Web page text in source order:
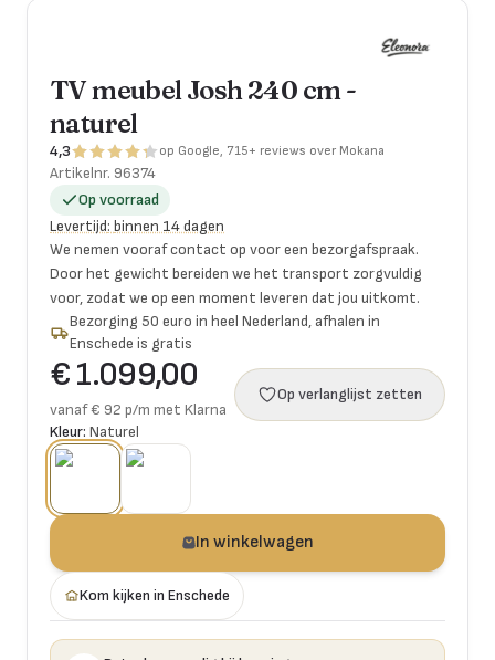
TV meubel Josh 240 cm -
naturel
4,3 op Google, 715+ reviews over Mokana
Artikelnr. 96374
Op voorraad
Levertijd: binnen 14 dagen
We nemen vooraf contact op voor een bezorgafspraak.
Door het gewicht bereiden we het transport zorgvuldig
voor, zodat we op een moment leveren dat jou uitkomt.
Bezorging 50 euro in heel Nederland, afhalen in
Enschede is gratis
€ 1.099,00
vanaf € 92 p/m met Klarna
Op verlanglijst zetten
Kleur: Naturel
In winkelwagen
Kom kijken in Enschede